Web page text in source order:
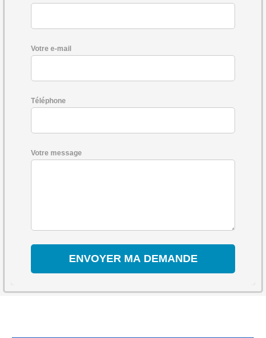
Votre e-mail
Téléphone
Votre message